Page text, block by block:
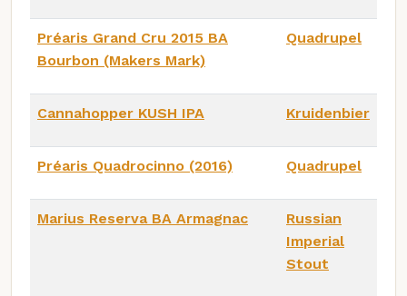
Préaris Grand Cru 2015 BA
Bourbon (Makers Mark)
Quadrupel
Cannahopper KUSH IPA Kruidenbier
Préaris Quadrocinno (2016) Quadrupel
Marius Reserva BA Armagnac
Russian
Imperial
Stout